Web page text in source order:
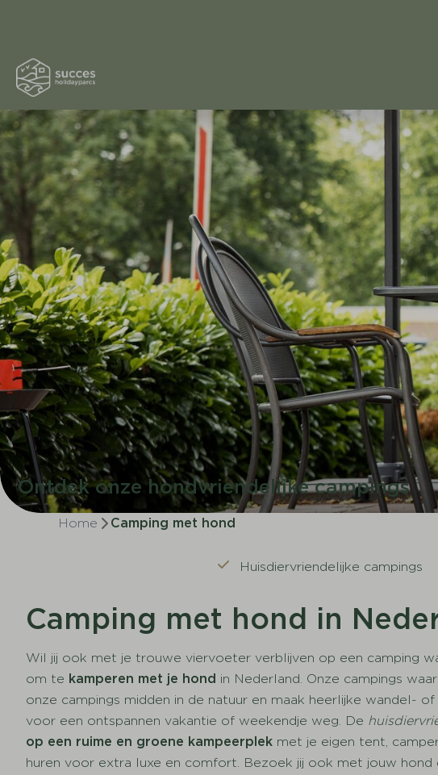
Ontdek onze hondvriendelijke campings
Home Camping met hond
Huisdiervriendelijke campings
Camping met hond in
Wil jij ook met je trouwe viervoeter verblijven op een camping
om te kamperen met je hond in Nederland. Onze campings
onze campings midden in de natuur en maak heerlijke wandel-
voor een ontspannen vakantie of weekendje weg. De
op een ruime en groene kampeerplek met je eigen tent,
huren voor extra luxe en comfort. Bezoek jij ook met jouw hond